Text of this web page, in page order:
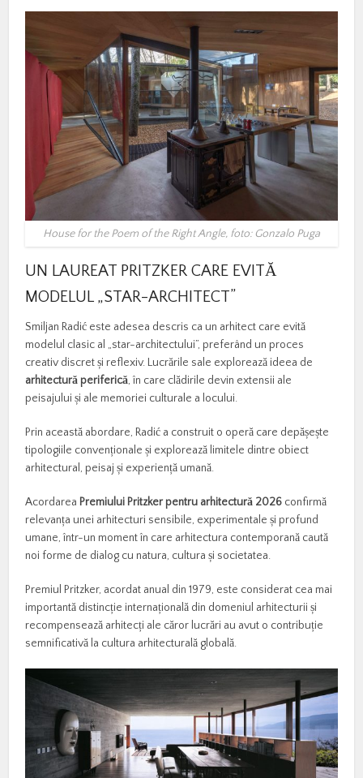
House for the Poem of the Right Angle, foto: Gonzalo Puga
UN LAUREAT PRITZKERCARE EVITĂ
MODELUL „STAR-ARCHITECT”
Smiljan Radić este adesea descris ca un arhitect care evită
modelul clasic al „star-architectului”, preferând un proces
creativ discretși reflexiv. Lucrările sale explorează ideea de
arhitectură periferică,în care clădirile devin extensii ale
peisajuluiși ale memoriei culturale a locului.
Prin această abordare, Radić a construit o operă care depășește
tipologiile convenționaleși explorează limitele dintre obiect
arhitectural, peisajși experiență umană.
Acordarea Premiului Pritzker pentru arhitectură 2026 confirmă
relevanța unei arhitecturi sensibile, experimentaleși profund
umane,într-un momentîn care arhitectura contemporană caută
noi forme de dialog cu natura, culturași societatea.
Premiul Pritzker, acordat anual din1979, este considerat cea mai
importantă distincție internațională din domeniul arhitecturiiși
recompensează arhitecți ale căror lucrări au avut o contribuție
semnificativă la cultura arhitecturală globală.